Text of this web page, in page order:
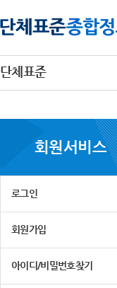
단체표준
회원서비스
로그인
회원가입
아이디/비밀번호찾기